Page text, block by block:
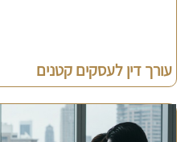
עורך דין לעסקים קטנים